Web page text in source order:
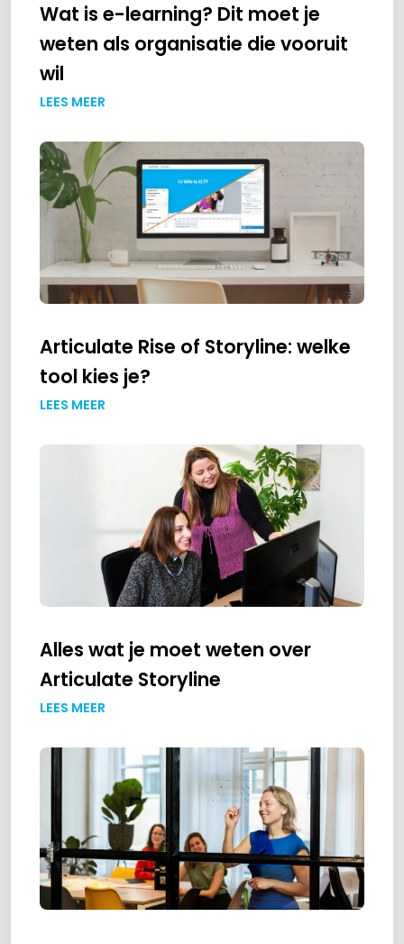
Wat is e-learning? Dit moet je
weten als organisatie die vooruit
wil
LEES MEER
Articulate Rise of Storyline: welke
tool kies je?
LEES MEER
Alles wat je moet weten over
Articulate Storyline
LEES MEER